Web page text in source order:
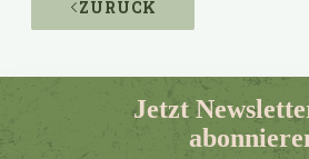
ZURÜCK
Jetzt